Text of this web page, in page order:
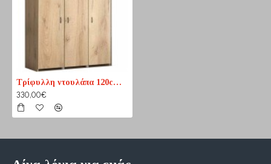
Τρίφυλλη ντουλάπα 120cm λυόμενη ελληνική
330,00€